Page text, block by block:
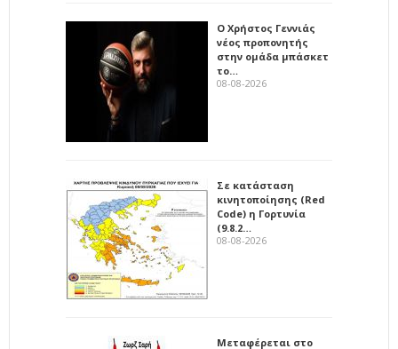
Ο Χρήστος Γεννιάς
νέος προπονητής
στην ομάδα μπάσκετ
το…
08-08-2026
Σε κατάσταση
κινητοποίησης (Red
Code) η Γορτυνία
(9.8.2…
08-08-2026
Μεταφέρεται στο